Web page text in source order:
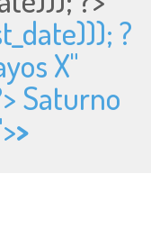
?
X"
Saturno
>